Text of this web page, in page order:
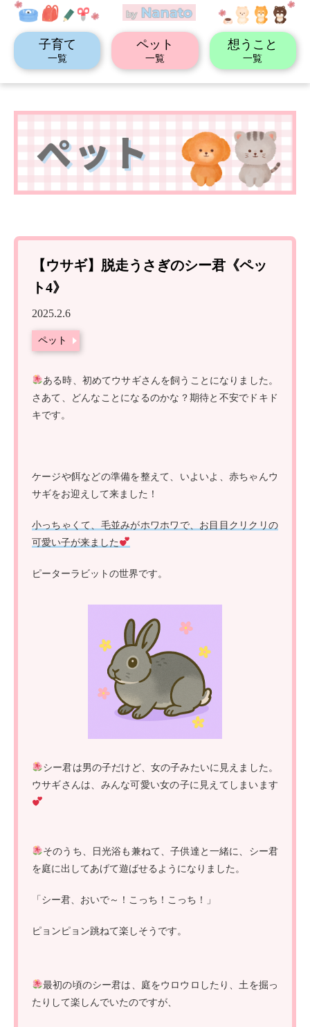
子育て
一覧
ペット
一覧
想うこと
一覧
【ウサギ】脱走うさぎのシー君《ペッ
ト4》
2025.2.6
ペット
ある時、初めてウサギさんを飼うことになりました。
さあて、どんなことになるのかな？期待と不安でドキド
キです。
ケージや餌などの準備を整えて、いよいよ、赤ちゃんウ
サギをお迎えして来ました！
小っちゃくて、毛並みがホワホワで、お目目クリクリの
可愛い子が来ました
ピーターラビットの世界です。
シー君は男の子だけど、女の子みたいに見えました。
ウサギさんは、みんな可愛い女の子に見えてしまいます
そのうち、日光浴も兼ねて、子供達と一緒に、シー君
を庭に出してあげて遊ばせるようになりました。
「シー君、おいで～！こっち！こっち！」
ピョンピョン跳ねて楽しそうです。
最初の頃のシー君は、庭をウロウロしたり、土を掘っ
たりして楽しんでいたのですが、